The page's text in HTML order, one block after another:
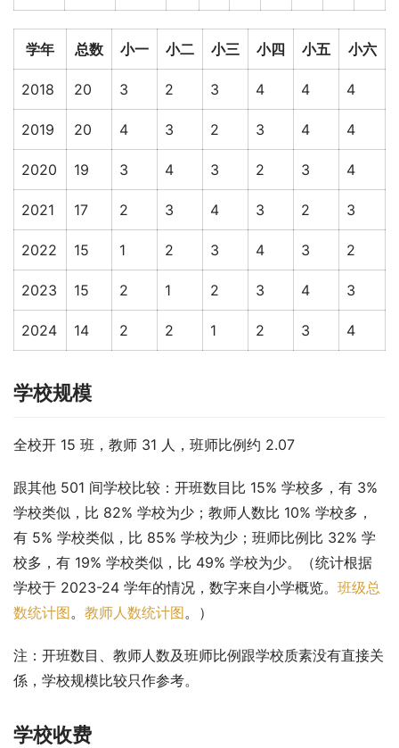
学年 总数 小一 小二 小三 小四 小五 小六
2018 20 3 2 3 4 4 4
2019 20 4 3 2 3 4 4
2020 19 3 4 3 2 3 4
2021 17 2 3 4 3 2 3
2022 15 1 2 3 4 3 2
2023 15 2 1 2 3 4 3
2024 14 2 2 1 2 3 4
学校规模
全校开 15 班，教师 31 人，班师比例约 2.07
跟其他 501 间学校比较：开班数目比 15% 学校多，有 3%
学校类似，比 82% 学校为少；教师人数比 10% 学校多，
有 5% 学校类似，比 85% 学校为少；班师比例比 32% 学
校多，有 19% 学校类似，比 49% 学校为少。（统计根据
学校于 2023-24 学年的情况，数字来自小学概览。 班级总
数统计图。 教师人数统计图。）
注：开班数目、教师人数及班师比例跟学校质素没有直接关
係，学校规模比较只作参考。
学校收费